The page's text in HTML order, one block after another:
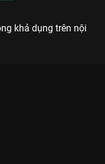
khả dụng trên nội